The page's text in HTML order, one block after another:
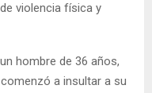
violencia física y
hombre de 36 años,
a insultar a su